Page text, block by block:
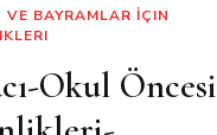
VE BAYRAMLAR İÇIN
Okul Öncesi